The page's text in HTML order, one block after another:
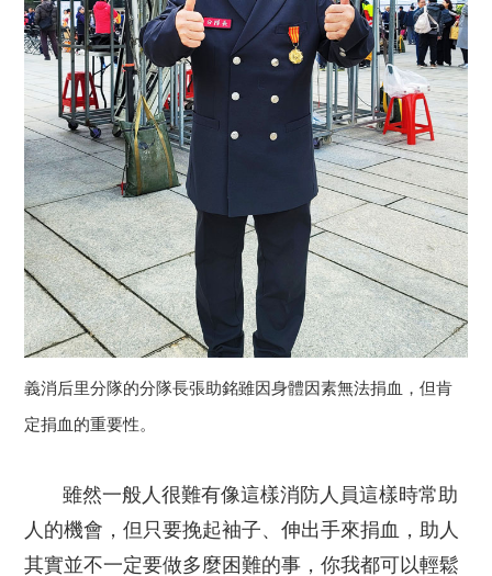
義消后里分隊的分隊長張助銘雖因身體因素無法捐血，但肯
定捐血的重要性。
雖然一般人很難有像這樣消防人員這樣時常助
人的機會，但只要挽起袖子、伸出手來捐血，助人
其實並不一定要做多麼困難的事，你我都可以輕鬆